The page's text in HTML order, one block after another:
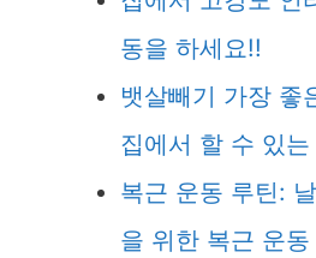
동을 하세요!!
뱃살빼기 가장 좋
집에서 할 수 있
복근 운동 루틴:
을 위한 복근 운